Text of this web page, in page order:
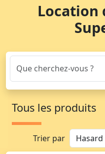
Location
Tous les produits
Trier par